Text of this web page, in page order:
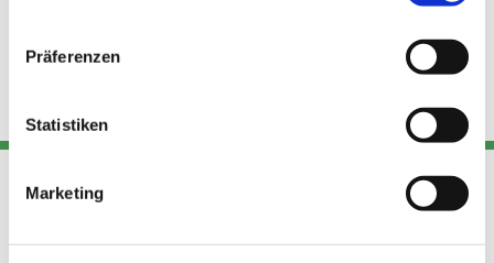
Präferenzen
Statistiken
Marketing
Adresse
Kont
Links